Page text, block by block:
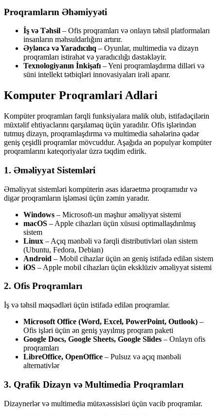
Proqramların Əhəmiyyəti
İş və Təhsil – Ofis proqramları və onlayn təhsil platformaları
insanların məhsuldarlığını artırır.
Əyləncə və Yaradıcılıq – Oyunlar, multimedia və dizayn
proqramları istirahət və yaradıcılığı dəstəkləyir.
Texnologiyanın İnkişafı – Yeni proqramlaşdırma dilləri və
süni intellekt tətbiqləri innovasiyaları irəli aparır.
Komputer Proqramlari Adlari
Kompüter proqramları fərqli funksiyalara malik olub, istifadəçilərin
müxtəlif ehtiyaclarını qarşılamaq üçün yaradılır. Ofis işlərindən
tutmuş dizayn, proqramlaşdırma və multimedia sahələrinə qədər
geniş çeşidli proqramlar mövcuddur. Aşağıda ən populyar kompüter
proqramlarını kateqoriyalar üzrə təqdim edirik.
1. Əməliyyat Sistemləri
Əməliyyat sistemləri kompüterin əsas idarəetmə proqramıdır və
digər proqramların işləməsi üçün zəmin yaradır.
Windows – Microsoft-un məşhur əməliyyat sistemi
macOS – Apple cihazları üçün xüsusi optimallaşdırılmış
sistem
Linux – Açıq mənbəli və fərqli distributivləri olan sistem
(Ubuntu, Fedora, Debian)
Android – Mobil cihazlar üçün ən geniş istifadə edilən sistem
iOS – Apple mobil cihazları üçün eksklüziv əməliyyat sistemi
2. Ofis Proqramları
İş və təhsil məqsədləri üçün istifadə edilən proqramlar.
Microsoft Office (Word, Excel, PowerPoint, Outlook) –
Ofis işləri üçün ən geniş yayılmış proqram paketi
Google Docs, Google Sheets, Google Slides – Onlayn ofis
proqramları
LibreOffice, OpenOffice – Pulsuz və açıq mənbəli
alternativlər
3. Qrafik Dizayn və Multimedia Proqramları
Dizaynerlər və multimedia mütəxəssisləri üçün vacib proqramlar.